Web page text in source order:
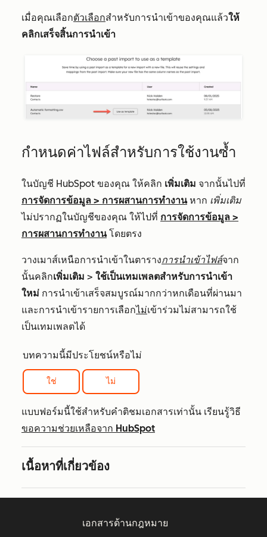
เมื่อคุณเลือกตัวเลือกสำหรับการนำเข้าของคุณแล้วให้
คลิกเสร็จสิ้นการนำเข้า
กำหนดค่าไฟล์สำหรับการใช้งานซ้ำ
ในบัญชี HubSpot ของคุณ ให้คลิก เพิ่มเติม จากนั้นไปที่
การจัดการข้อมูล > การผสานการทำงานหาก เพิ่มเติม
ไม่ปรากฏในบัญชีของคุณ ให้ไปที่ การจัดการข้อมูล >
การผสานการทำงานโดยตรง
วางเมาส์เหนือการนำเข้าในตารางการนำเข้าไฟล์จาก
นั้นคลิกเพิ่มเติม > ใช้เป็นเทมเพลตสำหรับการนำเข้า
ใหม่ การนำเข้าเสร็จสมบูรณ์มากกว่าหกเดือนที่ผ่านมา
และการนำเข้ารายการเลือกไม่เข้าร่วมไม่สามารถใช้
เป็นเทมเพลตได้
บทความนี้มีประโยชน์หรือไม่
ใช่ ไม่
แบบฟอร์มนี้ใช้สำหรับคำติชมเอกสารเท่านั้น เรียนรู้วิธี
ขอความช่วยเหลือจาก HubSpot
เนื้อหาที่เกี่ยวข้อง
เอกสารด้านกฎหมาย